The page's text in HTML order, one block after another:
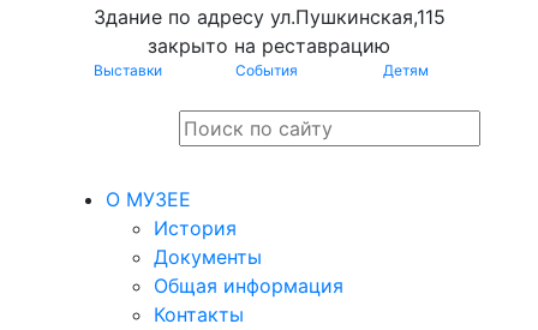
Здание по адресу ул.Пушкинская,115
закрыто на реставрацию
Выставки События Детям
О МУЗЕЕ
История
Документы
Общая информация
Контакты